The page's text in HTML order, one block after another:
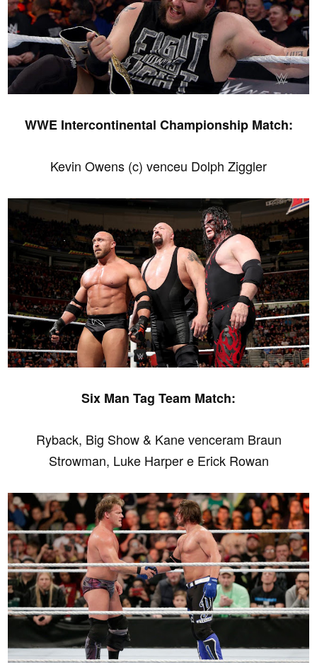
WWE Intercontinental Championship Match:
Kevin Owens (c) venceu Dolph Ziggler
Six Man Tag Team Match:
Ryback, Big Show & Kane venceram Braun
Strowman, Luke Harper e Erick Rowan